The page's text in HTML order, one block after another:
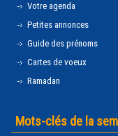
Votre agenda
Petites annonces
Guide des prénoms
Cartes de voeux
Ramadan
Mots-clés de la